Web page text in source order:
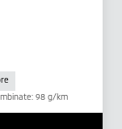
98 g/km